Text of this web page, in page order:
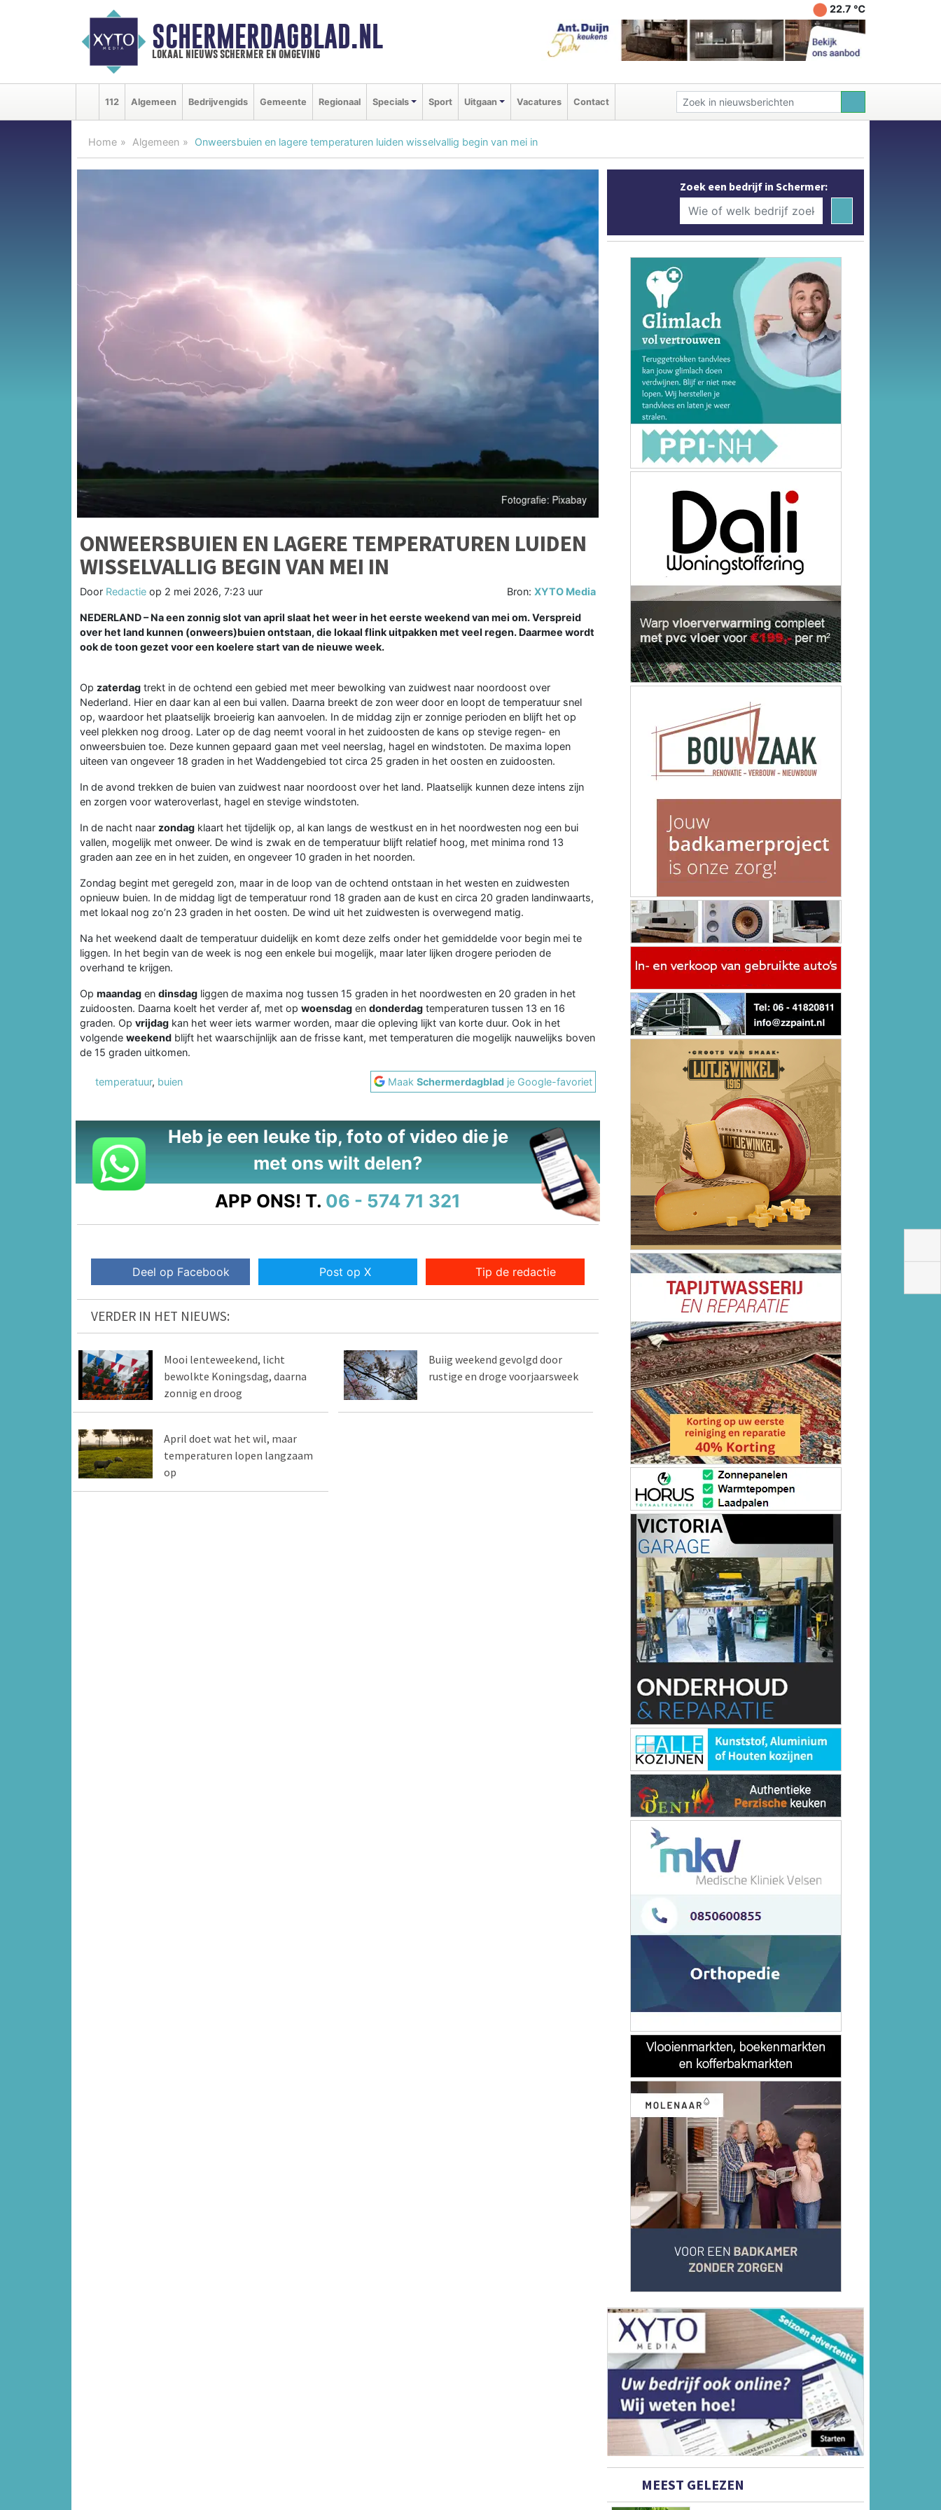
SCHERMERDAGBLAD.NL
lokaal nieuws schermer en omgeving
22.7 ℃
112 Algemeen Bedrijvengids Gemeente Regionaal Specials Sport Uitgaan Vacatures Contact
Home Algemeen Onweersbuien en lagere temperaturen luiden wisselvallig begin van mei in
ONWEERSBUIEN EN LAGERE TEMPERATUREN LUIDEN
WISSELVALLIG BEGIN VAN MEI IN
Door Redactie op 2 mei 2026, 7:23 uur Bron:XYTO Media
NEDERLAND – Na een zonnig slot van april slaat het weer in het eerste weekend van mei om. Verspreid
over het land kunnen (onweers)buien ontstaan, die lokaal flink uitpakken met veel regen. Daarmee wordt
ook de toon gezet voor een koelere start van de nieuwe week.
Op zaterdag trekt in de ochtend een gebied met meer bewolking van zuidwest naar noordoost over
Nederland. Hier en daar kan al een bui vallen. Daarna breekt de zon weer door en loopt de temperatuur snel
op, waardoor het plaatselijk broeierig kan aanvoelen. In de middag zijn er zonnige perioden en blijft het op
veel plekken nog droog. Later op de dag neemt vooral in het zuidoosten de kans op stevige regen- en
onweersbuien toe. Deze kunnen gepaard gaan met veel neerslag, hagel en windstoten. De maxima lopen
uiteen van ongeveer 18 graden in het Waddengebied tot circa 25 graden in het oosten en zuidoosten.
In de avond trekken de buien van zuidwest naar noordoost over het land. Plaatselijk kunnen deze intens zijn
en zorgen voor wateroverlast, hagel en stevige windstoten.
In de nacht naar zondag klaart het tijdelijk op, al kan langs de westkust en in het noordwesten nog een bui
vallen, mogelijk met onweer. De wind is zwak en de temperatuur blijft relatief hoog, met minima rond 13
graden aan zee en in het zuiden, en ongeveer 10 graden in het noorden.
Zondag begint met geregeld zon, maar in de loop van de ochtend ontstaan in het westen en zuidwesten
opnieuw buien. In de middag ligt de temperatuur rond 18 graden aan de kust en circa 20 graden landinwaarts,
met lokaal nog zo’n 23 graden in het oosten. De wind uit het zuidwesten is overwegend matig.
Na het weekend daalt de temperatuur duidelijk en komt deze zelfs onder het gemiddelde voor begin mei te
liggen. In het begin van de week is nog een enkele bui mogelijk, maar later lijken drogere perioden de
overhand te krijgen.
Op maandag en dinsdag liggen de maxima nog tussen 15 graden in het noordwesten en 20 graden in het
zuidoosten. Daarna koelt het verder af, met op woensdag en donderdag temperaturen tussen 13 en 16
graden. Op vrijdag kan het weer iets warmer worden, maar die opleving lijkt van korte duur. Ook in het
volgende weekend blijft het waarschijnlijk aan de frisse kant, met temperaturen die mogelijk nauwelijks boven
de 15 graden uitkomen.
temperatuur, buien MaakSchermerdagblad je Google-favoriet
Heb je een leuke tip, foto of video die je
met ons wilt delen?
APP ONS! T. 06 - 574 71 321
Deel op Facebook Post op X Tip de redactie
VERDER IN HET NIEUWS:
Mooi lenteweekend, licht
bewolkte Koningsdag, daarna
zonnig en droog
Buiig weekend gevolgd door
rustige en droge voorjaarsweek
April doet wat het wil, maar
temperaturen lopen langzaam
op
Zoek een bedrijf in Schermer:
MEEST GELEZEN